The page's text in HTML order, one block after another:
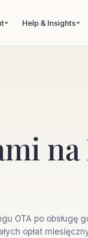
Help & Insights
na
OTA po obsługę
opłat